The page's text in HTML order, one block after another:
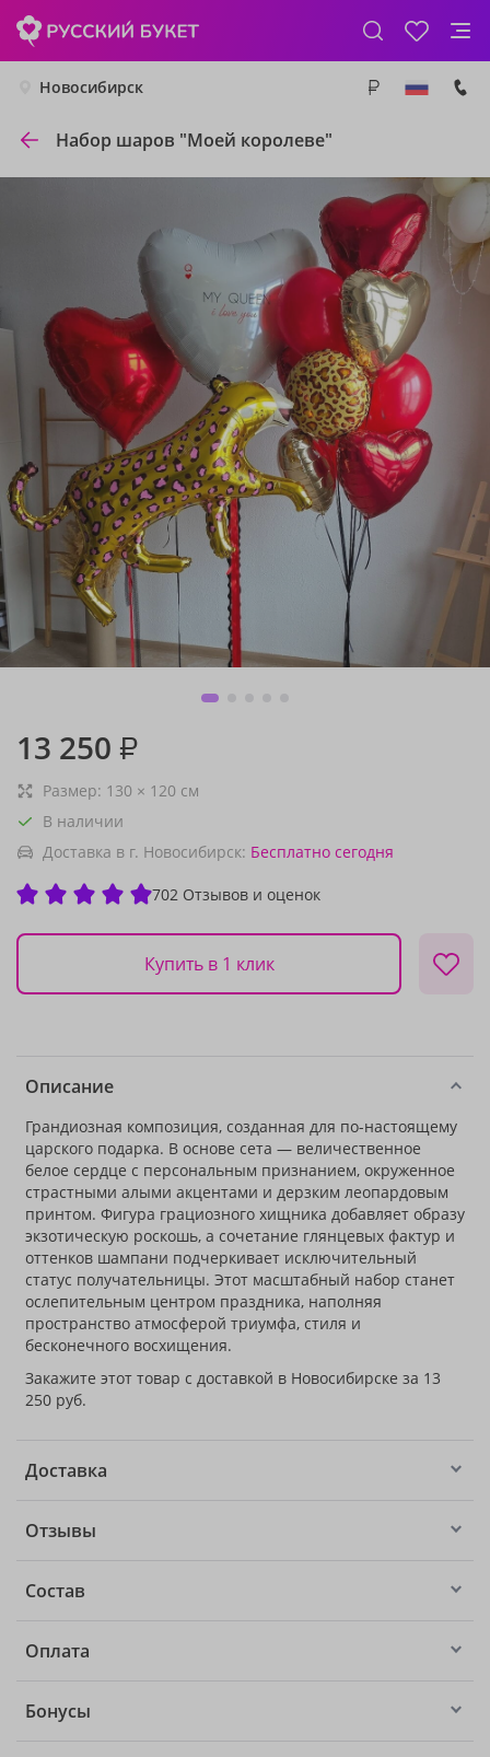
Новосибирск
Набор шаров "Моей королеве"
13 250 ₽
Размер: 130 × 120 см
В наличии
Доставка в г. Новосибирск: Бесплатно сегодня
702 Отзывов и оценок
Купить в 1 клик
Описание
Грандиозная композиция, созданная для по-настоящему
царского подарка. В основе сета — величественное
белое сердце с персональным признанием, окруженное
страстными алыми акцентами и дерзким леопардовым
принтом. Фигура грациозного хищника добавляет образу
экзотическую роскошь, а сочетание глянцевых фактур и
оттенков шампани подчеркивает исключительный
статус получательницы. Этот масштабный набор станет
ослепительным центром праздника, наполняя
пространство атмосферой триумфа, стиля и
бесконечного восхищения.
Закажите этот товар с доставкой в Новосибирске за 13
250 руб.
Доставка
Отзывы
Состав
Оплата
Бонусы